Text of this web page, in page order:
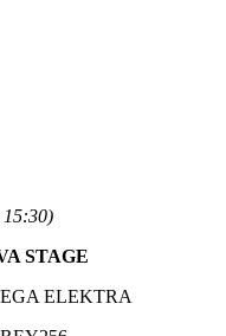
15:30)
STAGE
ELEKTRA